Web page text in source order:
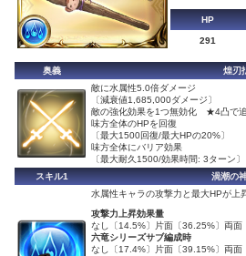
HP
291
奥義
煌刃
敵に水属性5.0倍ダメージ
〔減衰値1,685,000ダメージ〕
敵の強化効果を1つ無効化 ★4凸で
味方全体のHPを回復
〔最大1500回復/最大HPの20%〕
味方全体にバリア効果
〔最大耐久1500/効果時間: 3ターン〕
スキル1
渦潮の
水属性キャラの攻撃力と最大HPが上
攻撃力上昇効果量
なし〔14.5%〕片面〔36.25%〕両面
六竜シリーズサブ編成時
なし〔17.4%〕片面〔39.15%〕両面